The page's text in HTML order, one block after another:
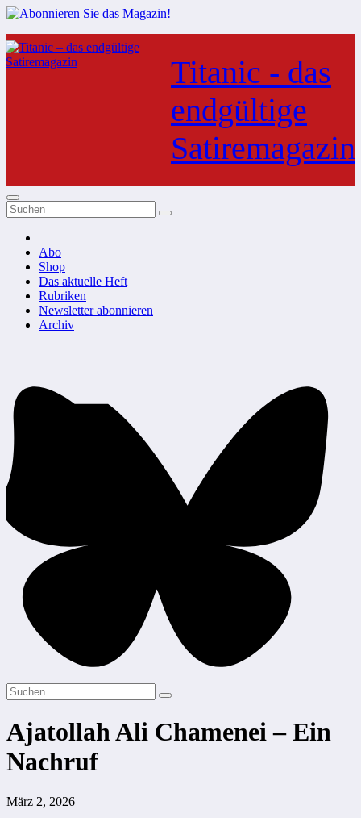
Zum
Inhalt
springen
Titanic - das
endgültige
Satiremagazin
Abo
Shop
Das aktuelle Heft
Rubriken
Newsletter abonnieren
Archiv
Ajatollah Ali Chamenei – Ein
Nachruf
März 2, 2026